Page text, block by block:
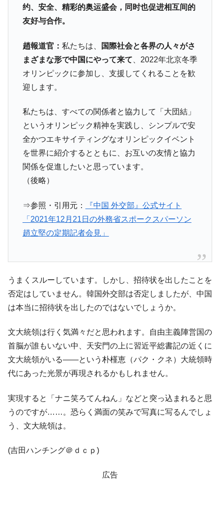
约、安全、精彩的奥运盛会，同时也促进相互间的
友好与合作。
趙報道官： 私たちは、
国際社会と各界の人々がさ
まざまな形で中国にやって来て 、2022年北京冬季
オリンピックに参加し、支援してくれることを歓
迎します。
私たちは、すべての関係者と協力して「大団結」
というオリンピック精神を実践し、シンプルで安
全かつエキサイティングなオリンピックイベント
を世界に紹介するとともに、お互いの友情と協力
関係を促進したいと思っています。
（後略）
⇒参照・引用元：
『中国 外交部』公式サイト
「2021年12月21日の外務省スポークスパーソン
趙立堅の定期記者会見」
うまくスルーしています。しかし、招待状を出したことを
否定はしていません。韓国外交部は否定しましたが、中国
は本当に招待状を出したのではないでしょうか。
文大統領は行く気満々だと思われます。自由主義陣営国の
首脳が誰もいない中、天安門の上に習近平総書記の近くに
文大統領がいる――という朴槿恵（パク・クネ）大統領時
代にあった光景が再現されるかもしれません。
実現すると「ナニ笑ろてんねん」などと突っ込まれると思
うのですが……。恐らく満面の笑みで写真に写るんでしょ
う、文大統領は。
(吉田ハンチング＠ｄｃｐ)
広告